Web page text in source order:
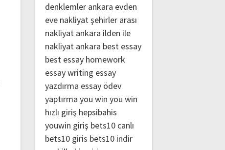
denklemler ankara evden
eve nakliyatşehirler arası
nakliyat ankara ilden ile
nakliyat ankara best essay
best essay homework
essay writing essay
yazdırma essay ödev
yaptırma you win you win
hızlı giriş hepsibahis
youwin giriş bets10 canlı
bets10 giris bets10 indir